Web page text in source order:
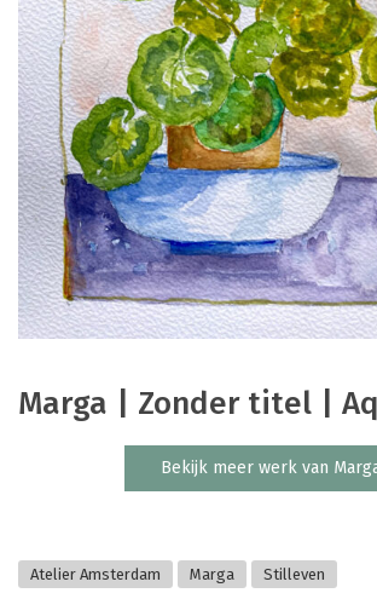
Marga | Zonder titel |
Bekijk meer werk van
Atelier Amsterdam Marga Stilleven